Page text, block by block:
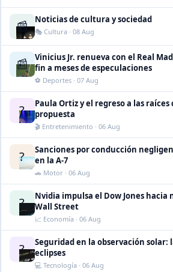
📰 Noticias de cultura y sociedad
🎭 Cultura · 08 Aug
📰
Vinicius Jr. renueva con el Real
fin a meses de especulaciones
⚽ Deportes · 07 Aug
?
Paula Ortiz y el regreso a las raíces
propuesta
🎬 Entretenimiento · 06 Aug
?
Sanciones por conducción
en la A-7
🚗 Motor · 06 Aug
?
Nvidia impulsa el Dow Jones hacia
Wall Street
📈 Economía · 06 Aug
?
Seguridad en la observación solar:
eclipses
💻 Tecnología · 06 Aug